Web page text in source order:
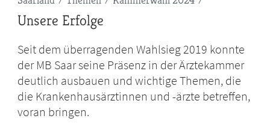
Unsere Erfolge
Seit dem überragenden Wahlsieg 2019 konnte
der MB Saar seine Präsenz in der Ärztekammer
deutlich ausbauen und wichtige Themen, die
die Krankenhausärztinnen und -ärzte betreffen,
voran bringen.